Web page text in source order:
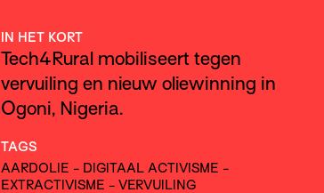
IN HET KORT
Tech4Rural mobiliseert tegen
vervuiling en nieuw oliewinning in
Ogoni, Nigeria.
TAGS
AARDOLIE - DIGITAAL ACTIVISME -
EXTRACTIVISME - VERVUILING